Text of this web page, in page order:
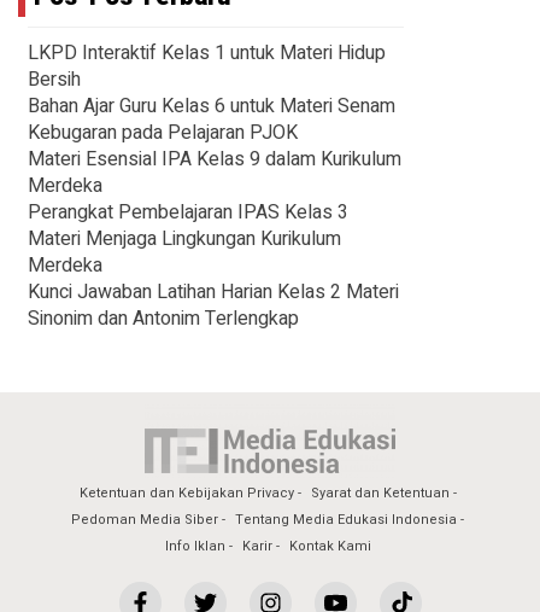
LKPD Interaktif Kelas 1 untuk Materi Hidup
Bersih
Bahan Ajar Guru Kelas 6 untuk Materi Senam
Kebugaran pada Pelajaran PJOK
Materi Esensial IPA Kelas 9 dalam Kurikulum
Merdeka
Perangkat Pembelajaran IPAS Kelas 3
Materi Menjaga Lingkungan Kurikulum
Merdeka
Kunci Jawaban Latihan Harian Kelas 2 Materi
Sinonim dan Antonim Terlengkap
Ketentuan dan Kebijakan Privacy
Syarat dan Ketentuan
Pedoman Media Siber
Tentang Media Edukasi Indonesia
Info Iklan
Karir Kontak Kami